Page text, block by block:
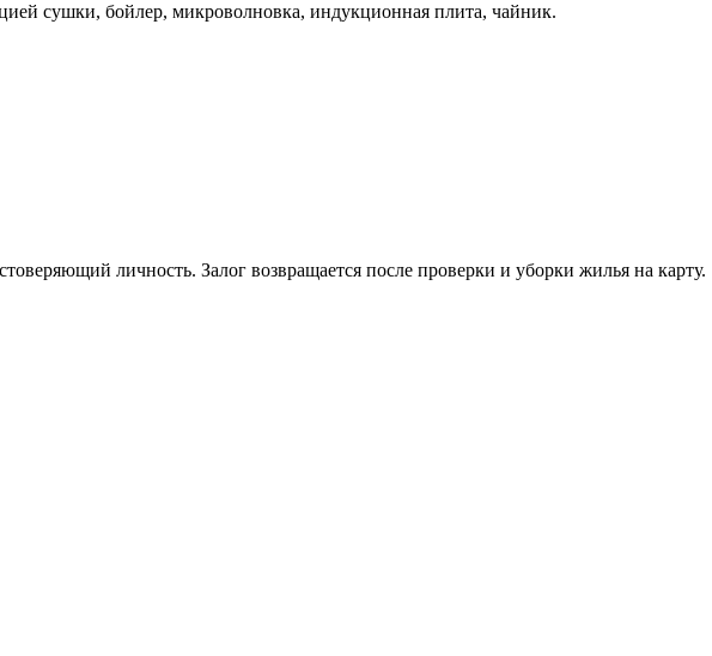
сушки, бойлер, микроволновка, индукционная плита, чайник.
личность. Залог возвращается после проверки и уборки жилья на карту.